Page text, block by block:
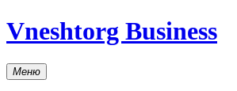
Vneshtorg Business
Меню